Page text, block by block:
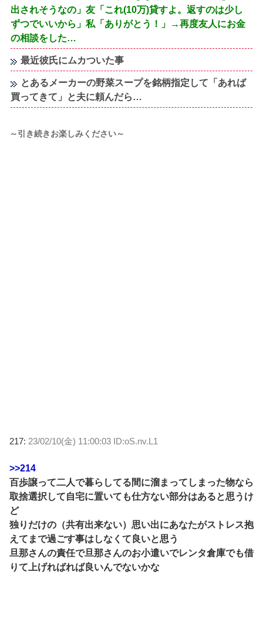
出されそうなの」友「これ(10万)貸すよ。返すのは少し
ずつでいいから」私「ありがとう！」→再度友人にお金
の相談をした…
最近彼氏にムカついた事
とあるメーカーの野菜スープを銘柄指定して「あれば
買ってきて」と夫に頼んだら…
～引き続きお楽しみください～
217: 23/02/10(金) 11:00:03 ID:oS.nv.L1
>>214
百歩譲って二人で暮らしてる間に溜まってしまった物なら
取捨選択して自宅に置いても仕方ない部分はあると思うけ
ど
独りだけの（共有出来ない）思い出にあなたがストレス抱
えてまで過ごす事はしなくて良いと思う
旦那さんの責任で旦那さんのお小遣いでレンタ倉庫でも借
りて上げればれば良いんでないかな